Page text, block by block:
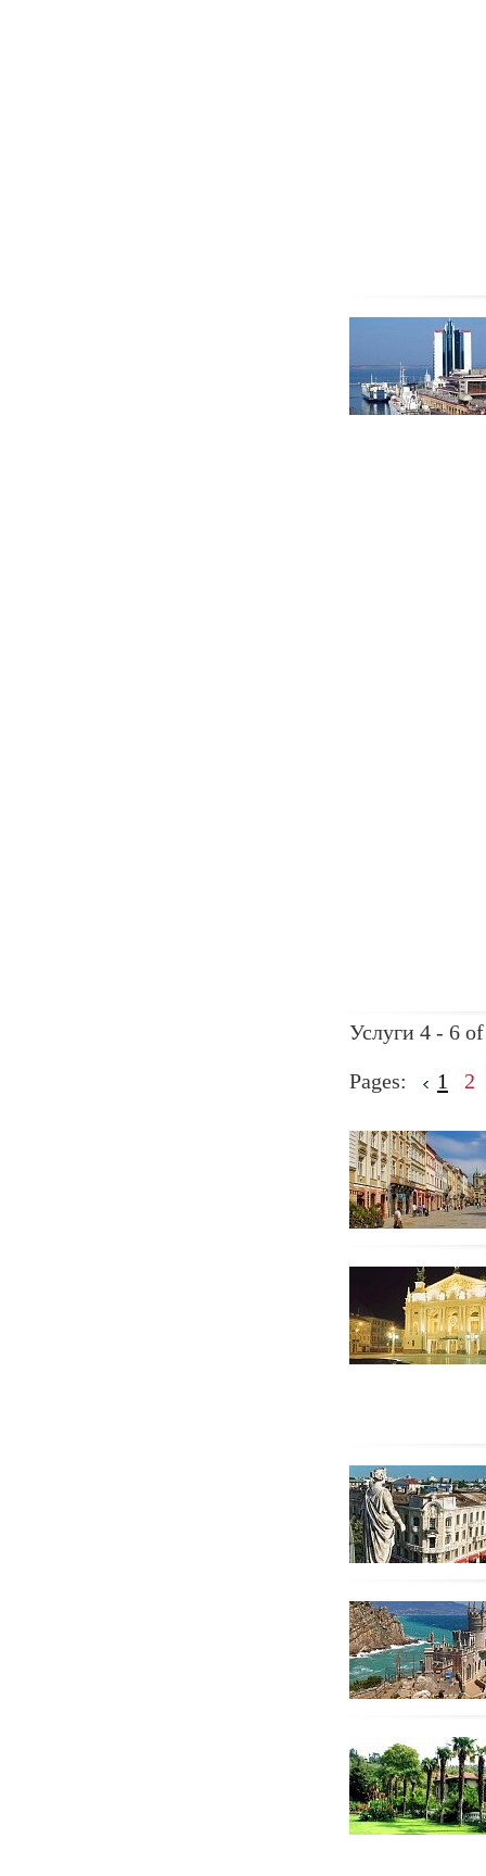
Услуги 4 - 6
Pages: 1 2